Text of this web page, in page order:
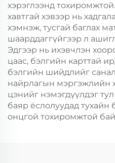
хэрэглээнд
хавтгай хэвээр нь
хэмнэж, тусгай баглах
шаарддаггүйгээр л
Эдгээр нь ихэвчлэн
цаас, бэлгийн карттай
бэлгийн шийдлийг
найрлагын мэргэжлийн
цэнийг нэмэгдүүлдэг
баяр ёслолуудад тухайн
онцгой тохиромжтой